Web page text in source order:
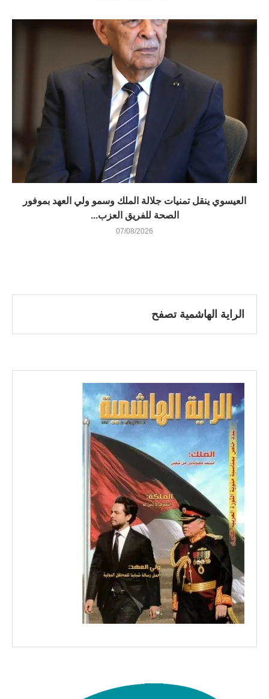
العيسوي ينقل تمنيات جلالة الملك وسمو ولي العهد بموفور
الصحة للفريق العزب...
07/08/2026
الراية الهاشمية تصفح